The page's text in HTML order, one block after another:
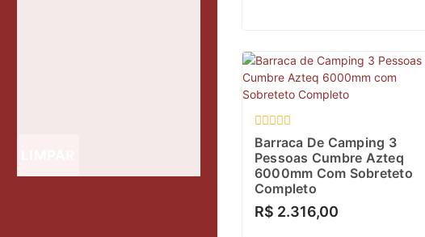
Avaliação
0
de
5
Barraca De Camping 3
Pessoas Cumbre Azteq
6000mm Com Sobreteto
Completo
R$ 2.316,00